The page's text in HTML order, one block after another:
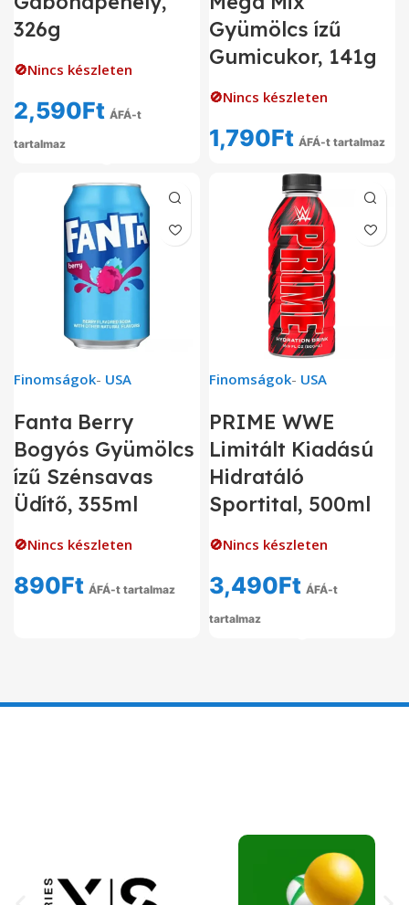
326g
🚫Nincs készleten
2,590Ft ÁFÁ-t
tartalmaz
Gyümölcs ízű
Gumicukor, 141g
🚫Nincs készleten
1,790Ft ÁFÁ-t tartalmaz
Finomságok- USA
Fanta Berry
Bogyós Gyümölcs
ízű Szénsavas
Üdítő, 355ml
🚫Nincs készleten
890Ft ÁFÁ-t tartalmaz
Finomságok- USA
PRIME WWE
Limitált Kiadású
Hidratáló
Sportital, 500ml
🚫Nincs készleten
3,490Ft ÁFÁ-t
tartalmaz